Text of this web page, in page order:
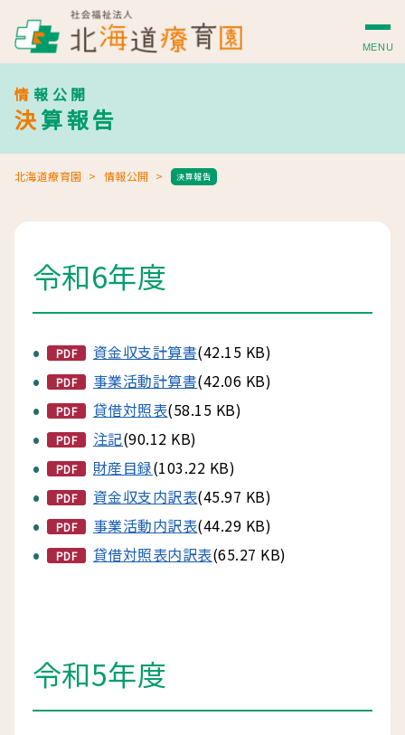
MENU
情報公開
決算報告
北海道療育園 情報公開 決算報告
令和6年度
PDF 資金収支計算書(42.15 KB)
PDF 事業活動計算書(42.06 KB)
PDF 貸借対照表(58.15 KB)
PDF 注記(90.12 KB)
PDF 財産目録(103.22 KB)
PDF 資金収支内訳表(45.97 KB)
PDF 事業活動内訳表(44.29 KB)
PDF 貸借対照表内訳表(65.27 KB)
令和5年度